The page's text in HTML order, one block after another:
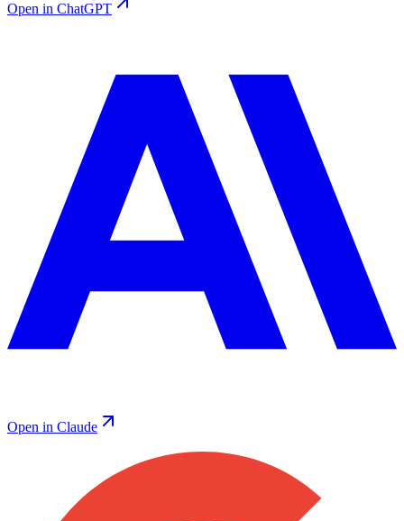
Open in ChatGPT
Open in Claude